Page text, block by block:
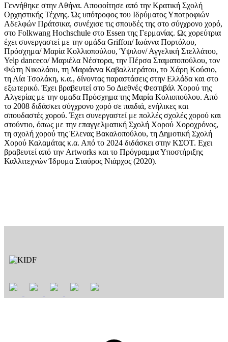
Γεννήθηκε στην Αθήνα. Αποφοίτησε από την Κρατική Σχολή
Ορχηστικής Τέχνης. Ώς υπότροφος του Ιδρύματος Υποτροφιών
Αδελφών Πράτσικα, συνέχισε τις σπουδές της στο σύγχρονο χορό,
στο Folkwang Hochschule στο Essen της Γερμανίας. Ως χορεύτρια
έχει συνεργαστεί με την ομάδα Griffon/ Ιωάννα Πορτόλου,
Πρόσχημα/ Μαρία Κολλιοπούλου, Ύψιλον/ Αγγελική Στελλάτου,
Yelp danceco/ Μαριέλα Νέστορα, την Πέρσα Σταματοπούλου, τον
Φώτη Νικολάου, τη Μαριάννα Καβαλλιεράτου, το Χάρη Κούσιο,
τη Λία Τσολάκη, κ.α., δίνοντας παραστάσεις στην Ελλάδα και στο
εξωτερικό. Έχει βραβευτεί στο 5ο Διεθνές Φεστιβάλ Χορού της
Αλγερίας με την ομαδα Πρόσχημα της Μαρία Κολιοπούλου. Από
το 2008 διδάσκει σύγχρονο χορό σε παιδιά, ενήλικες και
σπουδαστές χορού. Έχει συνεργαστεί με πολλές σχολές χορού και
στούντιο, όπως με την επαγγελματική Σχολή Χορού Χοροχρόνος,
τη σχολή χορού της Έλενας Βακαλοπούλου, τη Δημοτική Σχολή
Χορού Καλαμάτας κ.α. Από το 2024 διδάσκει στην ΚΣΟΤ. Εχει
βραβευτεί από την Artworks και το Πρόγραμμα Υποστήριξης
Καλλιτεχνών Ίδρυμα Σταύρος Νιάρχος (2020).